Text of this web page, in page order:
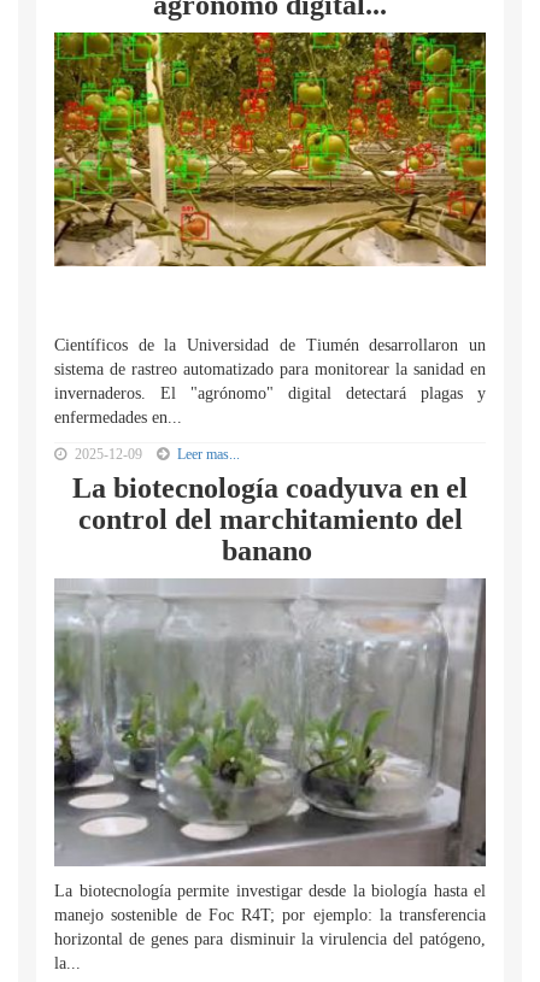
Científicos de la Universidad de Tiumén desarrollaron un
sistema de rastreo automatizado para monitorear la sanidad en
invernaderos. El "agrónomo" digital detectará plagas y
enfermedades en...
2025-12-09 Leer mas...
La biotecnología coadyuva en el
control del marchitamiento del
banano
La biotecnología permite investigar desde la biología hasta el
manejo sostenible de Foc R4T; por ejemplo: la transferencia
horizontal de genes para disminuir la virulencia del patógeno,
la...